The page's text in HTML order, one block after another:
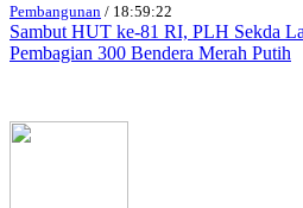
Pembangunan / 18:59:22
Sambut HUT ke-81 RI, PLH Sekda
Pembagian 300 Bendera Merah Putih